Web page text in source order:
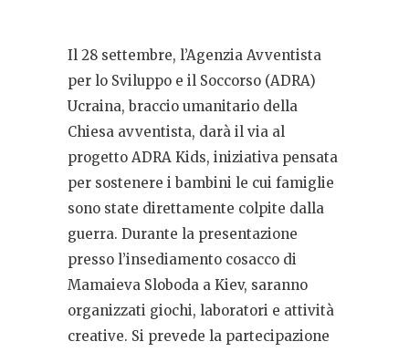
Il 28 settembre, l’Agenzia Avventista
per lo Sviluppo e il Soccorso (ADRA)
Ucraina, braccio umanitario della
Chiesa avventista, darà il via al
progetto ADRA Kids, iniziativa pensata
per sostenere i bambini le cui famiglie
sono state direttamente colpite dalla
guerra. Durante la presentazione
presso l’insediamento cosacco di
Mamaieva Sloboda a Kiev, saranno
organizzati giochi, laboratori e attività
creative. Si prevede la partecipazione